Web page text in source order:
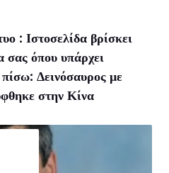
: Ιστοσελίδα βρίσκει
σας όπου υπάρχει
Δεινόσαυρος με
στην Κίνα